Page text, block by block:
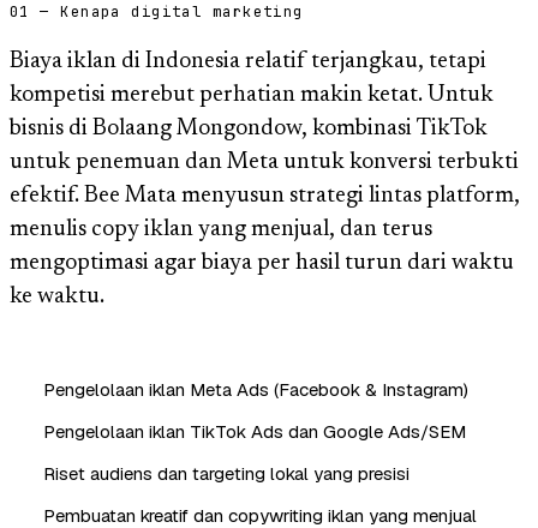
01 — Kenapa digital marketing
Biaya iklan di Indonesia relatif terjangkau, tetapi
kompetisi merebut perhatian makin ketat. Untuk
bisnis di Bolaang Mongondow, kombinasi TikTok
untuk penemuan dan Meta untuk konversi terbukti
efektif. Bee Mata menyusun strategi lintas platform,
menulis copy iklan yang menjual, dan terus
mengoptimasi agar biaya per hasil turun dari waktu
ke waktu.
Pengelolaan iklan Meta Ads (Facebook & Instagram)
Pengelolaan iklan TikTok Ads dan Google Ads/SEM
Riset audiens dan targeting lokal yang presisi
Pembuatan kreatif dan copywriting iklan yang menjual